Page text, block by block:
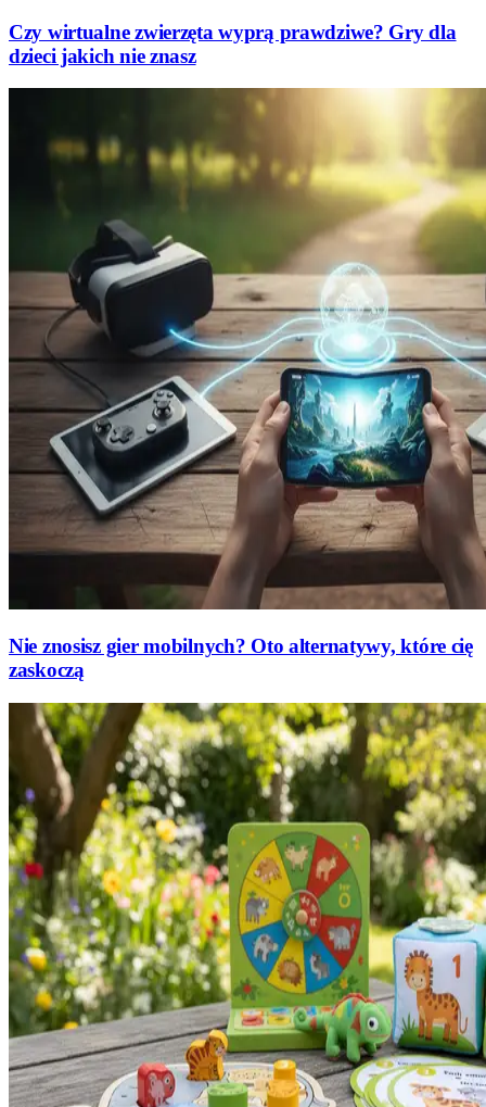
Czy wirtualne zwierzęta wyprą prawdziwe? Gry dla
dzieci jakich nie znasz
Nie znosisz gier mobilnych? Oto alternatywy, które cię
zaskoczą